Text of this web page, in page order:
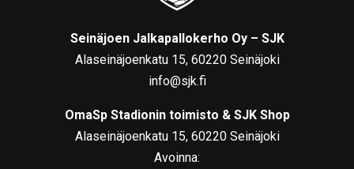
Seinäjoen Jalkapallokerho Oy – SJK
Alaseinäjoenkatu 15, 60220 Seinäjoki
info@sjk.fi
OmaSp Stadionin toimisto & SJK Shop
Alaseinäjoenkatu 15, 60220 Seinäjoki
Avoinna: